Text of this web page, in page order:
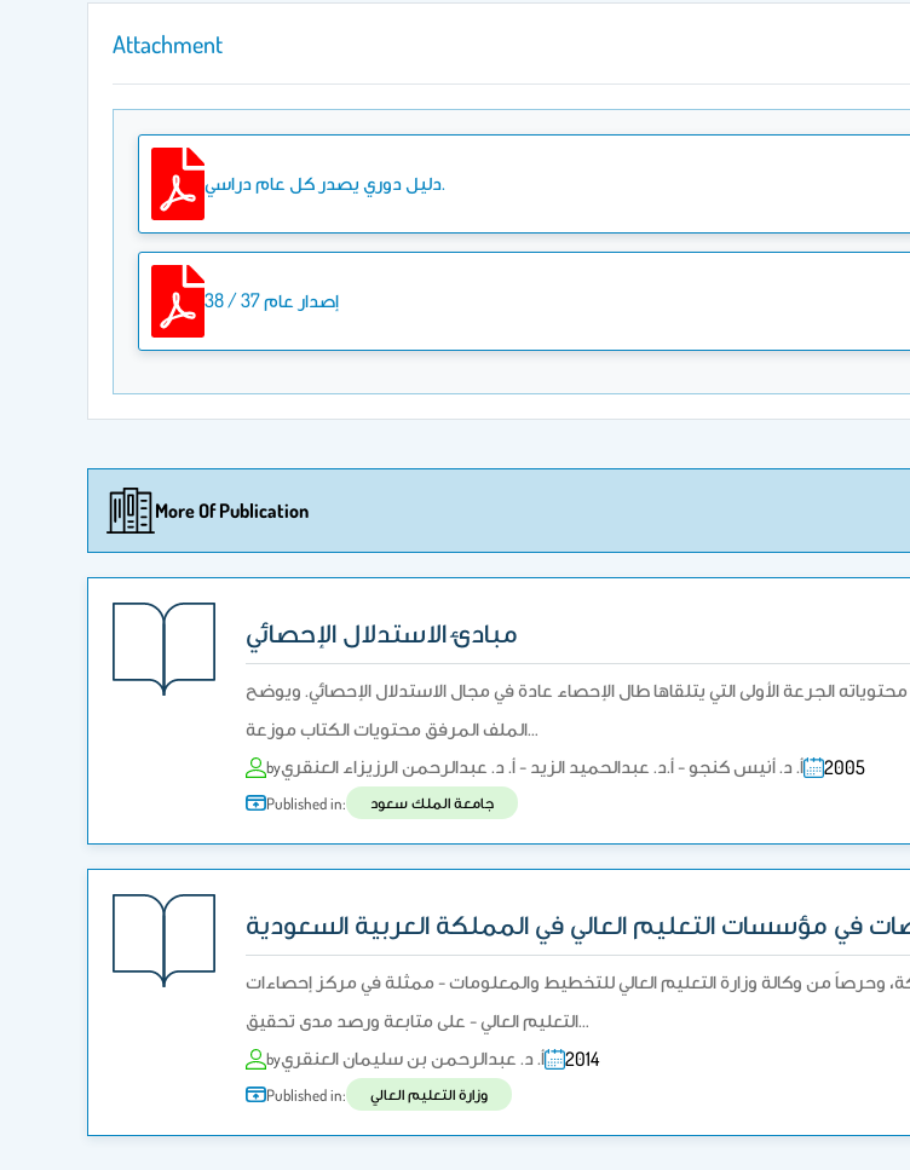
Attachment
دليل دوري يصدر كل عام دراسي.
إصدار عام 37 / 38
More Of Publication
مبادئ الاستدلال الإحصائي
الجرعة الأولى التي يتلقاها طال الإحصاء عادة في مجال الاستدلال الإحصائي. ويوضح
الملف المرفق محتويات الكتاب موزعة…
byأ. د. أنيس كنجو - أ.د. عبدالحميد الزيد - أ. د. عبدالرحمن الرزيزاء العنقري 2005
Published in: جامعة الملك سعود
في مؤسسات التعليم العالي في المملكة العربية السعودية
وحرصاً من وكالة وزارة التعليم العالي للتخطيط والمعلومات - ممثلة في مركز إحصاءات
التعليم العالي - على متابعة ورصد مدى تحقيق…
byأ. د. عبدالرحمن بن سليمان العنقري 2014
Published in: وزارة التعليم العالي